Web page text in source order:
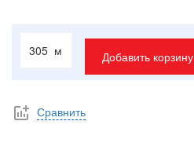
м Добавить корзину
Сравнить